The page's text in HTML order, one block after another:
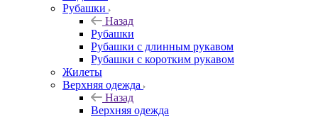
Рубашки
Назад
Рубашки
Рубашки с длинным рукавом
Рубашки с коротким рукавом
Жилеты
Верхняя одежда
Назад
Верхняя одежда